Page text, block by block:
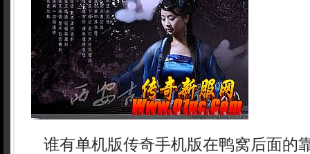
谁有单机版传奇手机版在鸭窝后面的